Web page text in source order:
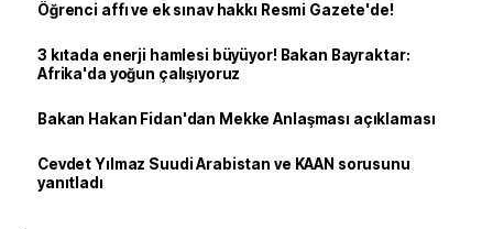
Öğrenci affı ve ek sınav hakkı Resmi Gazete'de!
3 kıtada enerji hamlesi büyüyor! Bakan Bayraktar:
Afrika'da yoğun çalışıyoruz
Bakan Hakan Fidan'dan Mekke Anlaşması açıklaması
Cevdet Yılmaz Suudi Arabistan ve KAAN sorusunu
yanıtladı